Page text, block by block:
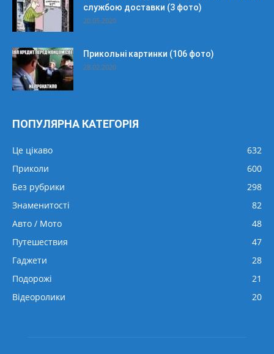
службою доставки (3 фото)
20.05.2020
Прикольні картинки (106 фото)
28.02.2020
ПОПУЛЯРНА КАТЕГОРІЯ
Це цікаво
632
Приколи
600
Без рубрики
298
Знаменитості
82
Авто / Мото
48
Путешествия
47
Гаджети
28
Подорожі
21
Відеоролики
20